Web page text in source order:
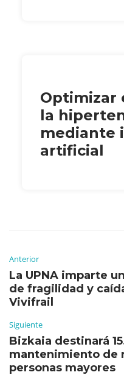
Optimizar
la
mediante
artificial
Anterior
La UPNA imparte
de fragilidad y
Vivifrail
Siguiente
Bizkaia destinará
mantenimiento de
personas mayores